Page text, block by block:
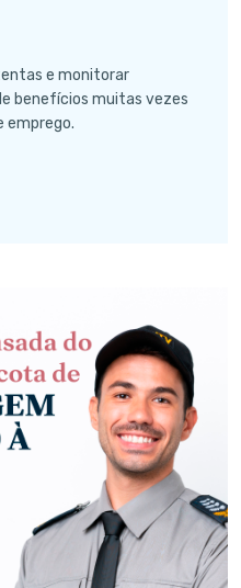
e monitorar
benefícios muitas vezes
emprego.